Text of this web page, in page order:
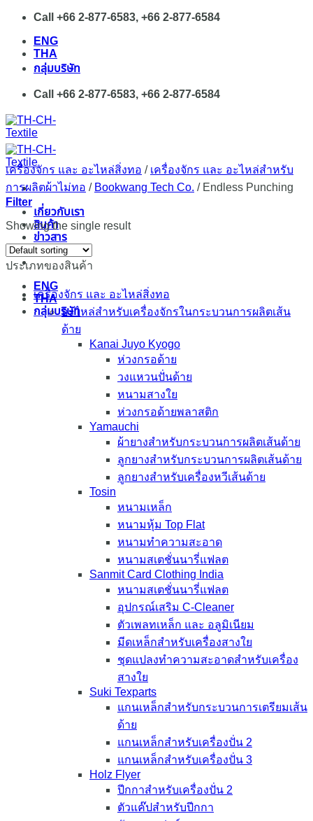
Skip
content
Call +66 2-877-6583, +66 2-877-6584
ENG
THA
กลุ่มบริษัท
Call +66 2-877-6583, +66 2-877-6584
เกี่ยวกับเรา
สินค้า
ข่าวสาร
ติดต่อ
ENG
THA
กลุ่มบริษัท
เครื่องจักร และ อะไหล่สิ่งทอ / เครื่องจักร และ อะไหล่สำหรับ
การผลิตผ้าไม่ทอ / Bookwang Tech Co. /Endless Punching
Filter
Showing the single result
ประเภทของสินค้า
เครื่องจักร และ อะไหล่สิ่งทอ
อะไหล่สำหรับเครื่องจักรในกระบวนการผลิตเส้น
ด้าย
Kanai Juyo Kyogo
ห่วงกรอด้าย
วงแหวนปั่นด้าย
หนามสางใย
ห่วงกรอด้ายพลาสติก
Yamauchi
ผ้ายางสำหรับกระบวนการผลิตเส้นด้าย
ลูกยางสำหรับกระบวนการผลิตเส้นด้าย
ลูกยางสำหรับเครื่องหวีเส้นด้าย
Tosin
หนามเหล็ก
หนามหุ้ม Top Flat
หนามทำความสะอาด
หนามสเตชั่นนารี่แฟลต
Sanmit Card Clothing India
หนามสเตชั่นนารี่แฟลต
อุปกรณ์เสริม C-Cleaner
ตัวเพลทเหล็ก และ อลูมิเนียม
มีดเหล็กสำหรับเครื่องสางใย
ชุดแปลงทำความสะอาดสำหรับเครื่อง
สางใย
Suki Texparts
แกนเหล็กสำหรับกระบวนการเตรียมเส้น
ด้าย
แกนเหล็กสำหรับเครื่องปั่น 2
แกนเหล็กสำหรับเครื่องปั่น 3
Holz Flyer
ปีกกาสำหรับเครื่องปั่น 2
ตัวแค๊ปสำหรับปีกกา